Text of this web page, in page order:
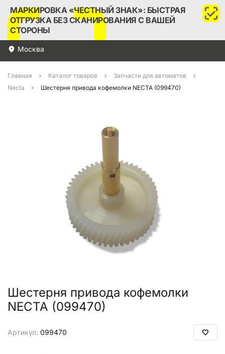
МАРКИРОВКА «ЧЕСТНЫЙ ЗНАК»: БЫСТРАЯ
ОТГРУЗКА БЕЗ СКАНИРОВАНИЯ С ВАШЕЙ
СТОРОНЫ
Москва
Главная Каталог товаров
Запчасти для автоматов
Necta
Шестерня привода кофемолки NECTA (099470)
Артикул: 099470
Шестерня привода кофемолки
NECTA (099470)